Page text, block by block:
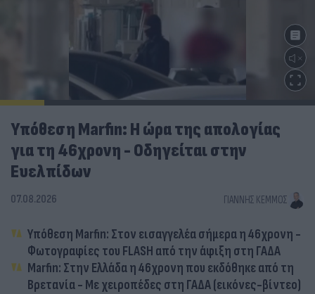
Υπόθεση Marfin: Η ώρα της απολογίας
για τη 46χρονη - Οδηγείται στην
Ευελπίδων
07.08.2026 ΓΙΆΝΝΗΣ ΚΈΜΜΟΣ
Υπόθεση Marfin: Στον εισαγγελέα σήμερα η 46χρονη -
Φωτογραφίες του FLASH από την άφιξη στη ΓΑΔΑ
Marfin: Στην Ελλάδα η 46χρονη που εκδόθηκε από τη
Βρετανία - Με χειροπέδες στη ΓΑΔΑ (εικόνες-βίντεο)